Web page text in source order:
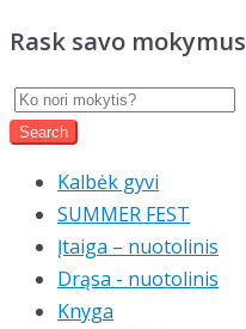
Rask savo mokymus
Kalbėk gyvi
SUMMER FEST
Įtaiga – nuotolinis
Drąsa - nuotolinis
Knyga